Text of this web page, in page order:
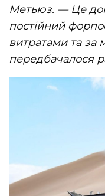
Метьюз. — Це
постійний
витратами та за
передбачалося